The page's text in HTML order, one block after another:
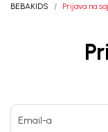
BEBAKIDS Prijava na
Email-a